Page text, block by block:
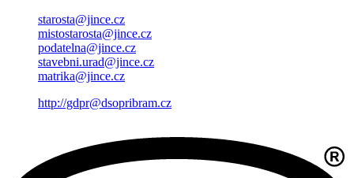
starosta@jince.cz
mistostarosta@jince.cz
podatelna@jince.cz
stavebni.urad@jince.cz
matrika@jince.cz
http://gdpr@dsopribram.cz